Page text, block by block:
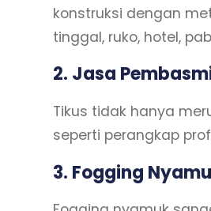
konstruksi dengan
tinggal, ruko, hotel,
2. Jasa
Tikus tidak hanya
seperti perangkap
3. Fogging